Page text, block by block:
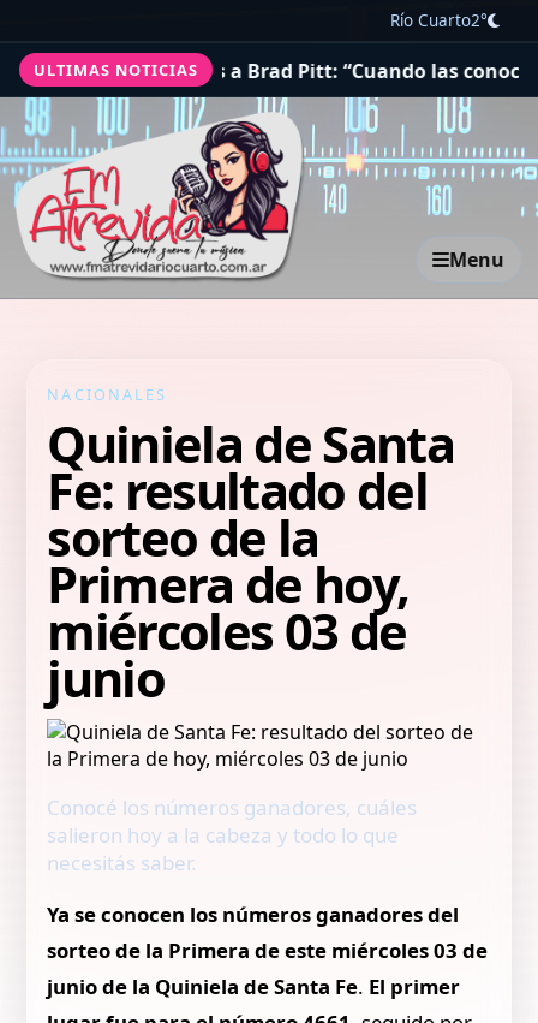
Río Cuarto2°
ULTIMAS NOTICIAS
sin palabras a Brad Pitt: “Cuando las conocí, me
Menu
NACIONALES
Quiniela de Santa
Fe: resultado del
sorteo de la
Primera de hoy,
miércoles 03 de
junio
Conocé los números ganadores, cuáles
salieron hoy a la cabeza y todo lo que
necesitás saber.
Ya se conocen los números ganadores del
sorteo de la Primera de este miércoles 03 de
junio de la Quiniela de Santa Fe. El primer